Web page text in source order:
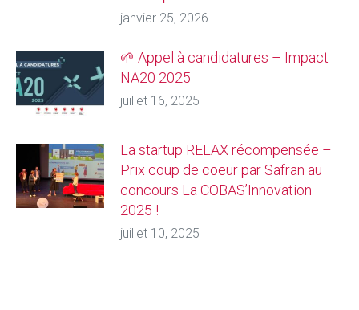
janvier 25, 2026
🌱 Appel à candidatures – Impact
NA20 2025
juillet 16, 2025
La startup RELAX récompensée –
Prix coup de coeur par Safran au
concours La COBAS’Innovation
2025 !
juillet 10, 2025